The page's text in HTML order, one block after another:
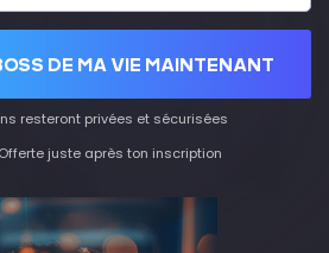
DE MA VIE MAINTENANT
resteront privées et sécurisées
juste après ton inscription